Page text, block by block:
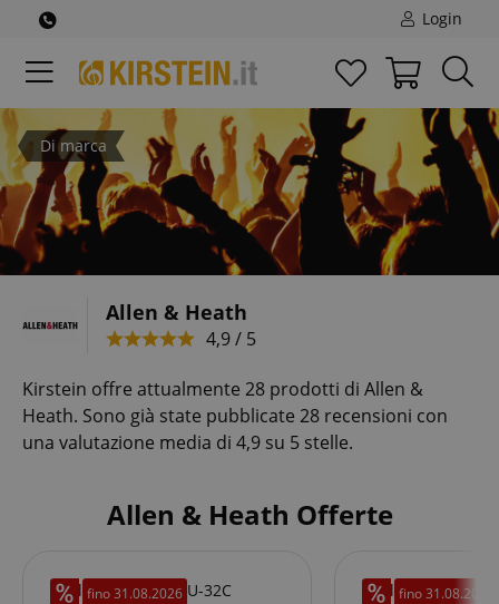
Login
Di marca
Allen & Heath
4,9 / 5
Kirstein offre attualmente 28 prodotti di Allen &
Heath. Sono già state pubblicate 28 recensioni con
una valutazione media di 4,9 su 5 stelle.
Allen & Heath Offerte
fino31.08.2026 fino31.08.2026